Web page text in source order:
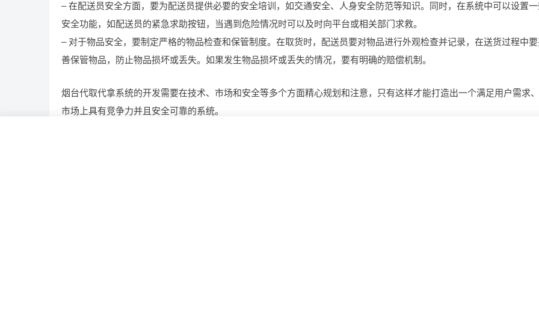
– 在配送员安全方面，要为配送员提供必要的安全培训，如交通安全、人身安全防范等知识。同时，在系统中可以设置
安全功能，如配送员的紧急求助按钮，当遇到危险情况时可以及时向平台或相关部门求救。
– 对于物品安全，要制定严格的物品检查和保管制度。在取货时，配送员要对物品进行外观检查并记录，在送货过程中
善保管物品，防止物品损坏或丢失。如果发生物品损坏或丢失的情况，要有明确的赔偿机制。
烟台代取代拿系统的开发需要在技术、市场和安全等多个方面精心规划和注意，只有这样才能打造出一个满足用户需求
市场上具有竞争力并且安全可靠的系统。